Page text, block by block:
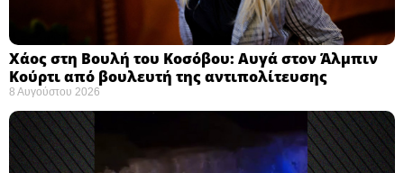
Χάος στη Βουλή του Κοσόβου: Αυγά στον Άλμπιν
Κούρτι από βουλευτή της αντιπολίτευσης
8 Αυγούστου 2026